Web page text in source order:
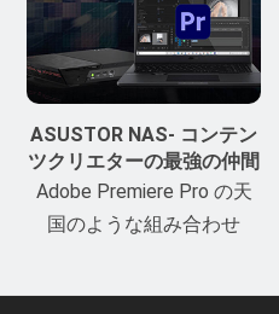
ASUSTOR NAS- コンテン
ツクリエターの最強の仲間
Adobe Premiere Pro の天
国のような組み合わせ